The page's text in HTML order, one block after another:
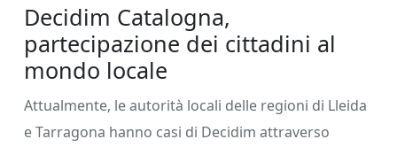
Decidim Catalogna,
partecipazione dei cittadini al
mondo locale
Attualmente, le autorità locali delle regioni di Lleida
e Tarragona hanno casi di Decidim attraverso